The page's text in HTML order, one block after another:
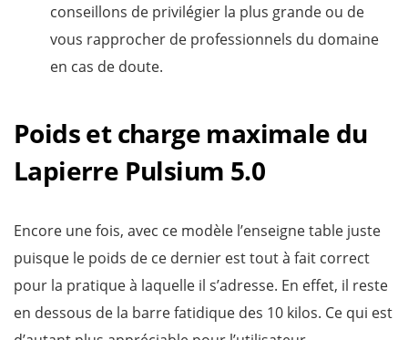
conseillons de privilégier la plus grande ou de
vous rapprocher de professionnels du domaine
en cas de doute.
Poids et charge maximale du
Lapierre Pulsium 5.0
Encore une fois, avec ce modèle l’enseigne table juste
puisque le poids de ce dernier est tout à fait correct
pour la pratique à laquelle il s’adresse. En effet, il reste
en dessous de la barre fatidique des 10 kilos. Ce qui est